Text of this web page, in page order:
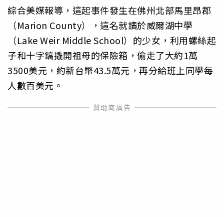
綜合美媒報導，這起事件發生在佛州北部馬里昂郡
（Marion County），這名就讀於威爾湖中學
（Lake Weir Middle School）的少女，利用螺絲起
子和十字鎬撬開祖母的保險箱，偷走了大約1萬
3500美元，約新台幣43.5萬元，再分給班上同學每
人數百美元。